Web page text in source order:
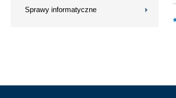
Sprawy informatyczne